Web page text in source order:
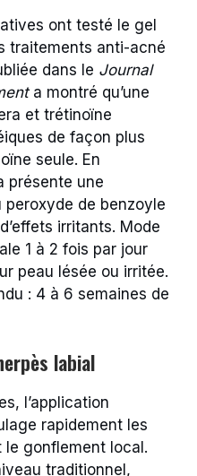
ont testé le gel
traitements anti-acné
dans le Journal
a montré qu’une
et trétinoïne
de façon plus
seule. En
présente une
de benzoyle
irritants. Mode
1 à 2 fois par jour
peau lésée ou irritée.
: 4 à 6 semaines de
labial
l’application
rapidement les
le gonflement local.
traditionnel,